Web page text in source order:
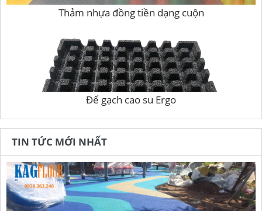
Thảm nhựa đồng tiền dạng cuộn
Đế gạch cao su Ergo
TIN TỨC MỚI NHẤT